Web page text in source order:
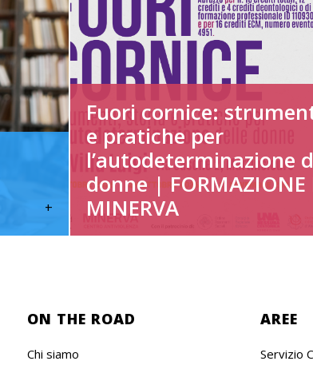
+
Fuori cornice:
e pratiche per
l’autodeterminazione
donne | FORMAZIONE
MINERVA
ON THE ROAD
Chi siamo
AREE
Servizio